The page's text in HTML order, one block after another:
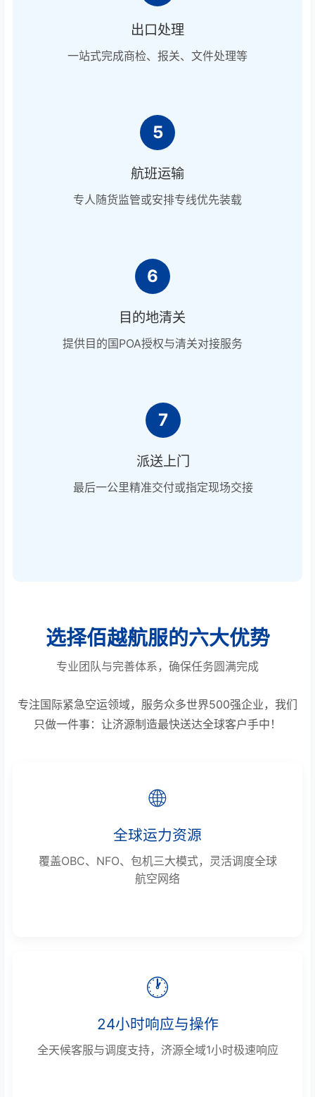
出口处理
一站式完成商检、报关、文件处理等
5
航班运输
专人随货监管或安排专线优先装载
6
目的地清关
提供目的国POA授权与清关对接服务
7
派送上门
最后一公里精准交付或指定现场交接
选择佰越航服的六大优势
专业团队与完善体系，确保任务圆满完成
专注国际紧急空运领域，服务众多世界500强企业，我们
只做一件事：让济源制造最快送达全球客户手中！
🌐
全球运力资源
覆盖OBC、NFO、包机三大模式，灵活调度全球
航空网络
🕐
24小时响应与操作
全天候客服与调度支持，济源全域1小时极速响应